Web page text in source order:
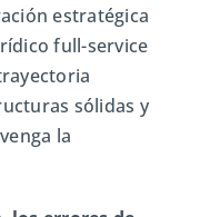
estratégica
full-service
sólidas y
la